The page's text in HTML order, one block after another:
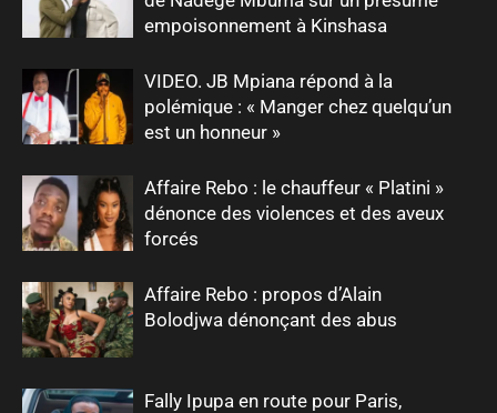
empoisonnement à Kinshasa
VIDEO. JB Mpiana répond à la
polémique : « Manger chez quelqu’un
est un honneur »
Affaire Rebo : le chauffeur « Platini »
dénonce des violences et des aveux
forcés
Affaire Rebo : propos d’Alain
Bolodjwa dénonçant des abus
Fally Ipupa en route pour Paris,